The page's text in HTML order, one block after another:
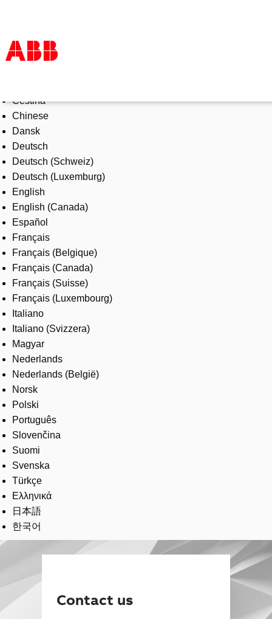
Products & Solutions
Industries
Services
About us
Where to buy
Contact us
Careers
Čeština
Chinese
Dansk
Deutsch
Deutsch (Schweiz)
Deutsch (Luxemburg)
English
English (Canada)
Español
Français
Français (Belgique)
Français (Canada)
Français (Suisse)
Français (Luxembourg)
Italiano
Italiano (Svizzera)
Magyar
Nederlands
Nederlands (België)
Norsk
Polski
Português
Slovenčina
Suomi
Svenska
Türkçe
Ελληνικά
日本語
한국어
Contact us